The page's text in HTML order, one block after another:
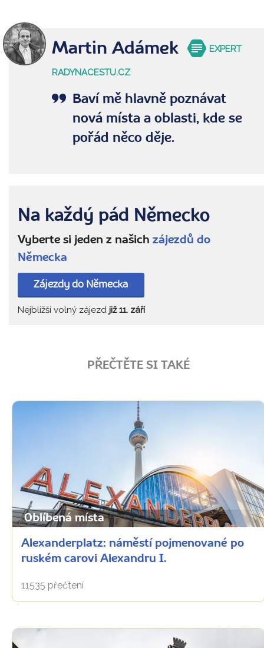
Martin Adámek EXPERT
RADYNACESTU.CZ
Baví mě hlavně poznávat
nová místa a oblasti, kde se
pořád něco děje.
Na každý pád Německo
Vyberte si jeden z našich zájezdů do
Německa
Zájezdy do Německa
Nejbližší volný zájezd již 11. září
PŘEČTĚTE SI TAKÉ
Oblíbená místa
Alexanderplatz: náměstí pojmenované po
ruském carovi Alexandru I.
11535 přečtení